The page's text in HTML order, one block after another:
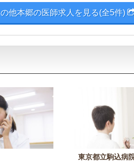
他本郷の医師求人を見る(全5件)
東京都立駒込病